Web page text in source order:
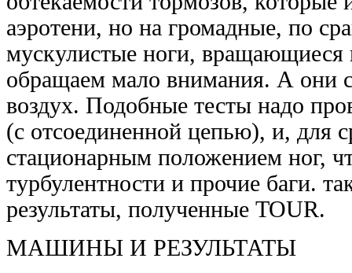
аэротени, но на громадные, по
мускулистые ноги, вращающиеся
обращаем мало внимания. А они
воздух. Подобные тесты надо
(с отсоединенной цепью), и, для
стационарным положением ног,
турбулентности и прочие баги.
результаты, полученные TOUR.
МАШИНЫ И РЕЗУЛЬТАТЫ